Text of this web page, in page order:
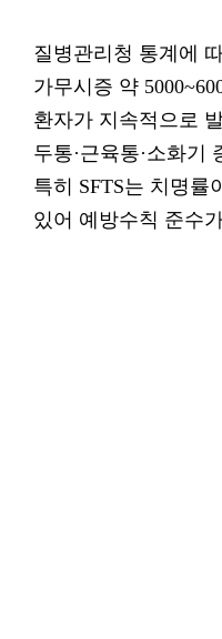
질병관리청 통계에
가무시증 약
환자가 지속적으로
두통·근육통·소화기
특히 SFTS는 치명률
있어 예방수칙 준수